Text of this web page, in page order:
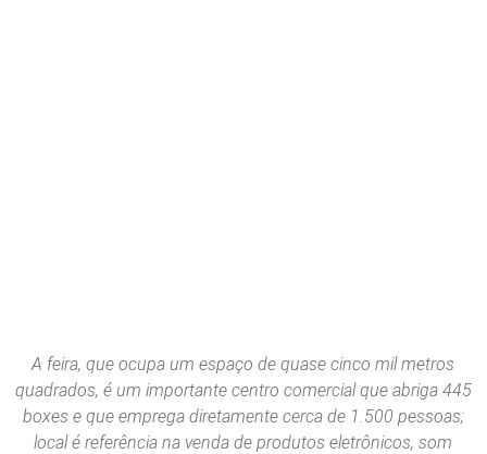
A feira, que ocupa um espaço de quase cinco mil metros
quadrados, é um importante centro comercial que abriga 445
boxes e que emprega diretamente cerca de 1.500 pessoas;
local é referência na venda de produtos eletrônicos, som